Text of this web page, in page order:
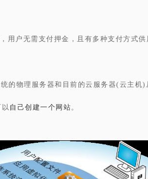
用户无需支付押金，且有多种支付方式供
的物理服务器和目前的云服务器(云主机
自己创建一个网站 。